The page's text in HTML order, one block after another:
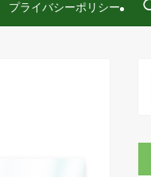
プライバシーポリシー